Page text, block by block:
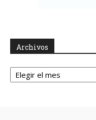
Archivos
Archivos